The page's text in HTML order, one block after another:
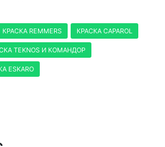
КРАСКА REMMERS КРАСКА CAPAROL
TEKNOS И КОМАНДОР
ESKARO